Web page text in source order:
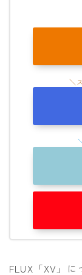
FLUX「XV」